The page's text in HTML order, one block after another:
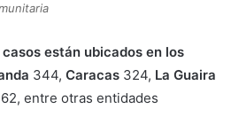
están ubicados en los
344, Caracas 324, La Guaira
62, entre otras entidades